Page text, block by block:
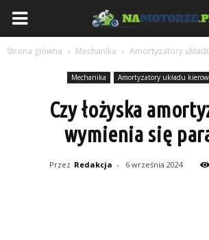
NaMotorze.pl
Strona główna Mechanika Amortyzatory
Mechanika Amortyzatory układu
Czy łożyska
wymienia się
Przez Redakcja - 6 września 2024